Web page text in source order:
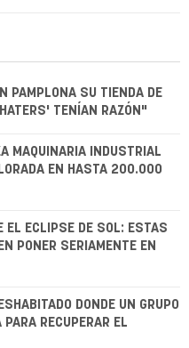
PAMPLONA SU TIENDA DE
TENÍAN RAZÓN"
MAQUINARIA INDUSTRIAL
EN HASTA 200.000
EL ECLIPSE DE SOL: ESTAS
PONER SERIAMENTE EN
DONDE UN GRUPO
PARA RECUPERAR EL